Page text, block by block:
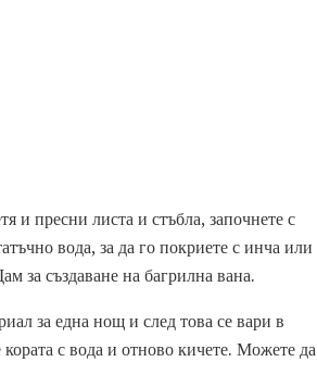
и пресни листа и стъбла, започнете с
вода, за да го покриете с инча или
за създаване на багрилна вана.
за една нощ и след това се вари в
с вода и отново кичете. Можете да